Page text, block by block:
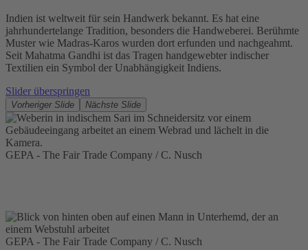
Indien ist weltweit für sein Handwerk bekannt. Es hat eine
jahrhundertelange Tradition, besonders die Handweberei. Berühmte
Muster wie Madras-Karos wurden dort erfunden und nachgeahmt.
Seit Mahatma Gandhi ist das Tragen handgewebter indischer
Textilien ein Symbol der Unabhängigkeit Indiens.
Slider überspringen
Vorheriger Slide Nächste Slide
GEPA - The Fair Trade Company / C. Nusch
GEPA - The Fair Trade Company / C. Nusch